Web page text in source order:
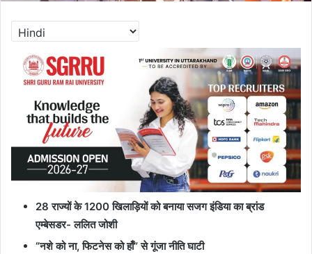
28 राज्यों के 1200 खिलाड़ियों को बनाया सजग इंडिया का ब्रांड
एम्बेसडर- ललित जोशी
“नशे को ना, फिटनेस को हाँ” से गूंजा नीति घाटी